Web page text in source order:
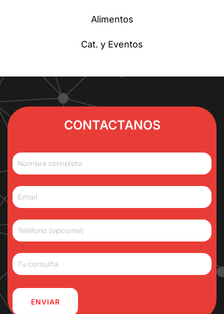
Alimentos
Cat. y Eventos
CONTACTANOS